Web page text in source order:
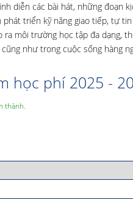
diễn các bài hát, những đoạn
triển kỹ năng giao tiếp, tự
môi trường học tập đa dạng,
như trong cuộc sống hàng
học phí 2025 -
thành.